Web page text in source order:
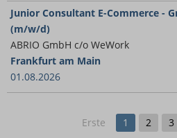
Junior Consultant E-Commerce -
(m/w/d)
ABRIO GmbH c/o WeWork
Frankfurt am Main
01.08.2026
Erste 1 2 3